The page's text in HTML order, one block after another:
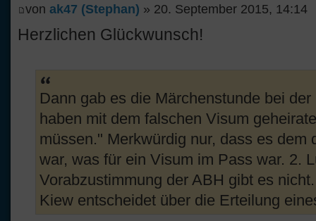
von ak47 (Stephan) » 20. September 2015, 14:14
Herzlichen Glückwunsch!
Dann gab es die Märchenstunde bei
haben mit dem falschen Visum
müssen." Merkwürdig nur, dass es dem
war, was für ein Visum im Pass war. 2.
Vorabzustimmung der ABH gibt es
Kiew entscheidet über die Erteilung